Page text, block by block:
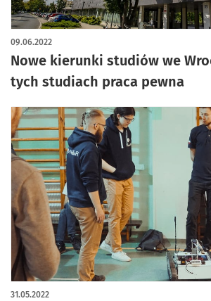
Nowe kierunki studiów we
tych studiach praca pewna
09.06.2022
31.05.2022